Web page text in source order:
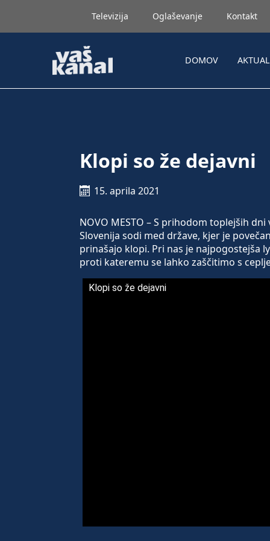
Televizija Oglaševanje Kontakt
DOMOV
Klopi so že dejavni
15. aprila 2021
NOVO MESTO – S prihodom toplejših
Slovenija sodi med države, kjer je
prinašajo klopi. Pri nas je najpogostejša
proti kateremu se lahko zaščitimo s
Klopi so že dejavni